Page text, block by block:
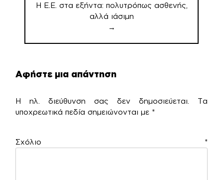
Η Ε.Ε. στα εξήντα: πολυτρόπως ασθενής,
αλλά ιάσιμη
→
Αφήστε μια απάντηση
Η ηλ. διεύθυνση σας δεν δημοσιεύεται.
Τα
υποχρεωτικά πεδία σημειώνονται με *
Σχόλιο *